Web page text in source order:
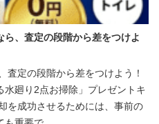
ら、査定の段階から差をつけよ
査定の段階から差をつけよう！
水廻り2点お掃除」プレゼントキ
を成功させるためには、事前の